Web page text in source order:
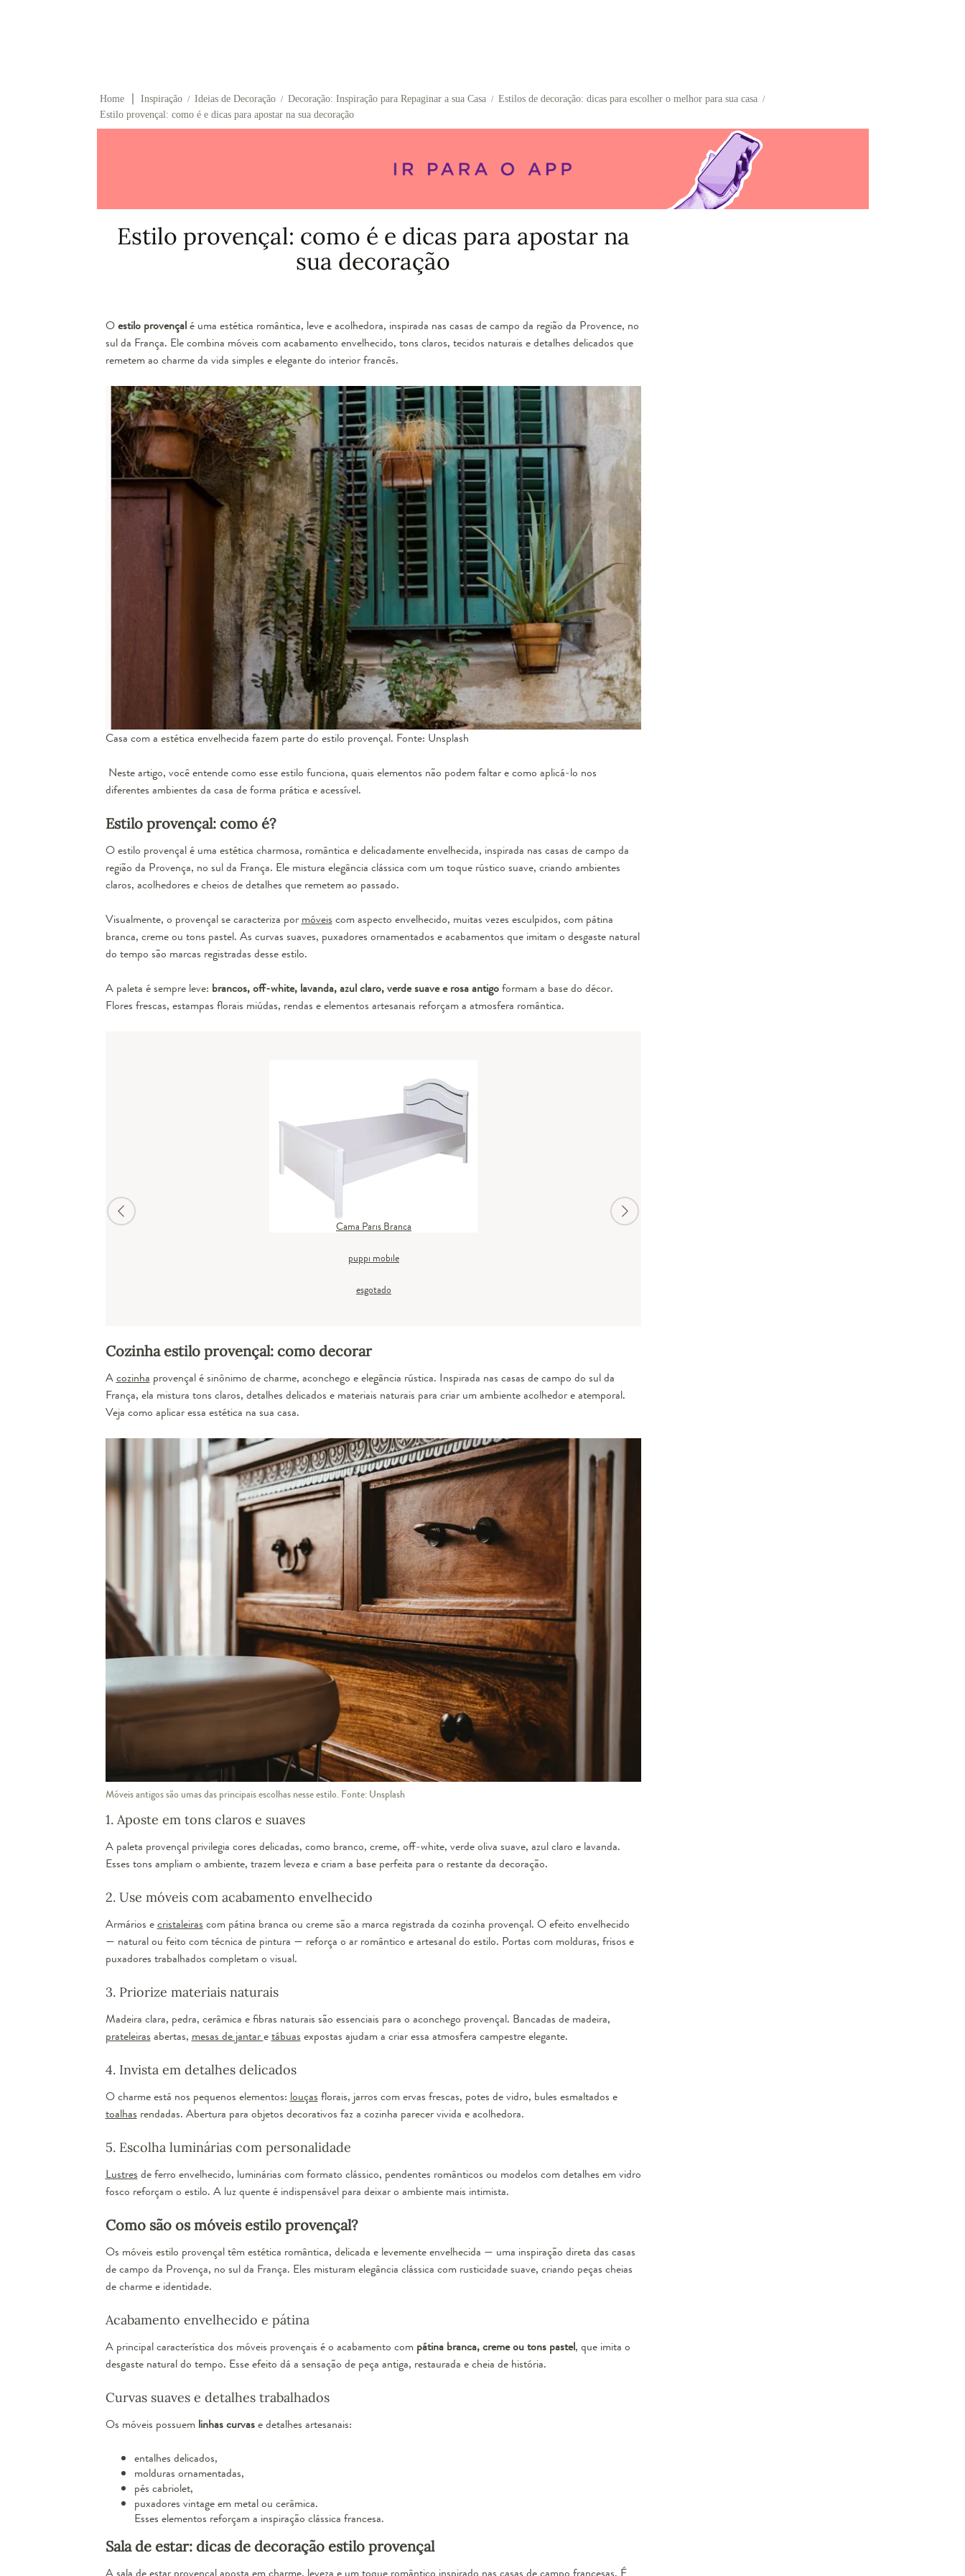
Home Inspiração / Ideias de Decoração / Decoração: Inspiração para Repaginar a sua Casa / Estilos de decoração: dicas para escolher o melhor para sua casa /
Estilo provençal: como é e dicas para apostar na sua decoração
Estilo provençal: como é e dicas para apostar na
sua decoração
Oestilo provençalé uma estética romântica, leve e acolhedora, inspirada nas casas de campo da região da Provence, no
sul da França. Ele combina móveis com acabamento envelhecido, tons claros, tecidos naturais e detalhes delicados que
remetem ao charme da vida simples e elegante do interior francês.
Casa com a estética envelhecida fazem parte do estilo provençal. Fonte: Unsplash
Neste artigo, você entende como esse estilo funciona, quais elementos não podem faltar e como aplicá-lo nos
diferentes ambientes da casa de forma prática e acessível.
Estilo provençal: como é?
O estilo provençal é uma estética charmosa, romântica e delicadamente envelhecida, inspirada nas casas de campo da
região da Provença, no sul da França. Ele mistura elegância clássica com um toque rústico suave, criando ambientes
claros, acolhedores e cheios de detalhes que remetem ao passado.
Visualmente, o provençal se caracteriza por móveis com aspecto envelhecido, muitas vezes esculpidos, com pátina
branca, creme ou tons pastel. As curvas suaves, puxadores ornamentados e acabamentos que imitam o desgaste natural
do tempo são marcas registradas desse estilo.
A paleta é sempre leve: brancos, off-white, lavanda, azul claro, verde suave e rosa antigoformam a base do décor.
Flores frescas, estampas florais miúdas, rendas e elementos artesanais reforçam a atmosfera romântica.
Cama Paris Branca
puppi mobile
esgotado
Cômoda Paris Branca
puppi mobile
esgotado
Roupeiro Paris Branco
puppi mobile
Poltrona Imperial Provençal Square - Marrom
Berço Paris Provençal Curvo Branco
esgotado
Cabideiro Individual Provençal - Hometeka
Cozinha estilo provençal: como decorar
Acozinha provençal é sinônimo de charme, aconchego e elegância rústica. Inspirada nas casas de campo do sul da
França, ela mistura tons claros, detalhes delicados e materiais naturais para criar um ambiente acolhedor e atemporal.
Veja como aplicar essa estética na sua casa.
Móveis antigos são umas das principais escolhas nesse estilo. Fonte: Unsplash
1. Aposte em tons claros e suaves
A paleta provençal privilegia cores delicadas, como branco, creme, off-white, verde oliva suave, azul claro e lavanda.
Esses tons ampliam o ambiente, trazem leveza e criam a base perfeita para o restante da decoração.
2. Use móveis com acabamento envelhecido
Armários ecristaleiras com pátina branca ou creme são a marca registrada da cozinha provençal. O efeito envelhecido
— natural ou feito com técnica de pintura — reforça o ar romântico e artesanal do estilo. Portas com molduras, frisos e
puxadores trabalhados completam o visual.
3. Priorize materiais naturais
Madeira clara, pedra, cerâmica e fibras naturais são essenciais para o aconchego provençal. Bancadas de madeira,
prateleiras abertas, mesas de jantaretábuas expostas ajudam a criar essa atmosfera campestre elegante.
4. Invista em detalhes delicados
O charme está nos pequenos elementos: louças florais, jarros com ervas frescas, potes de vidro, bules esmaltados e
toalhas rendadas. Abertura para objetos decorativos faz a cozinha parecer vivida e acolhedora.
5. Escolha luminárias com personalidade
Lustres de ferro envelhecido, luminárias com formato clássico, pendentes românticos ou modelos com detalhes em vidro
fosco reforçam o estilo. A luz quente é indispensável para deixar o ambiente mais intimista.
Como são os móveis estilo provençal?
Os móveis estilo provençal têm estética romântica, delicada e levemente envelhecida — uma inspiração direta das casas
de campo da Provença, no sul da França. Eles misturam elegância clássica com rusticidade suave, criando peças cheias
de charme e identidade.
Acabamento envelhecido e pátina
A principal característica dos móveis provençais é o acabamento com pátina branca, creme ou tons pastel, que imita o
desgaste natural do tempo. Esse efeito dá a sensação de peça antiga, restaurada e cheia de história.
Curvas suaves e detalhes trabalhados
Os móveis possuem linhas curvase detalhes artesanais:
entalhes delicados,
molduras ornamentadas,
pés cabriolet,
puxadores vintage em metal ou cerâmica.
Esses elementos reforçam a inspiração clássica francesa.
Sala de estar: dicas de decoração estilo provençal